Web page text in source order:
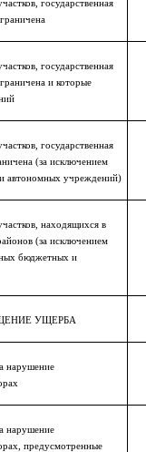
государственная
государственная
и которые
государственная
(за исключением
автономных учреждений)
находящихся в
(за исключением
бюджетных и
УЩЕРБА
нарушение
нарушение
предусмотренные